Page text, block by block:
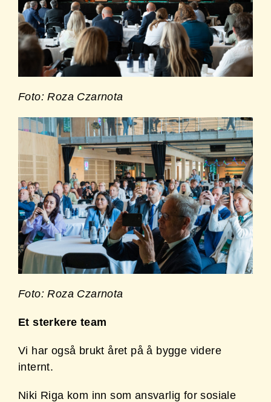
Foto: Roza Czarnota
Foto: Roza Czarnota
Et sterkere team
Vi har også brukt året på å bygge videre
internt.
Niki Riga kom inn som ansvarlig for sosiale